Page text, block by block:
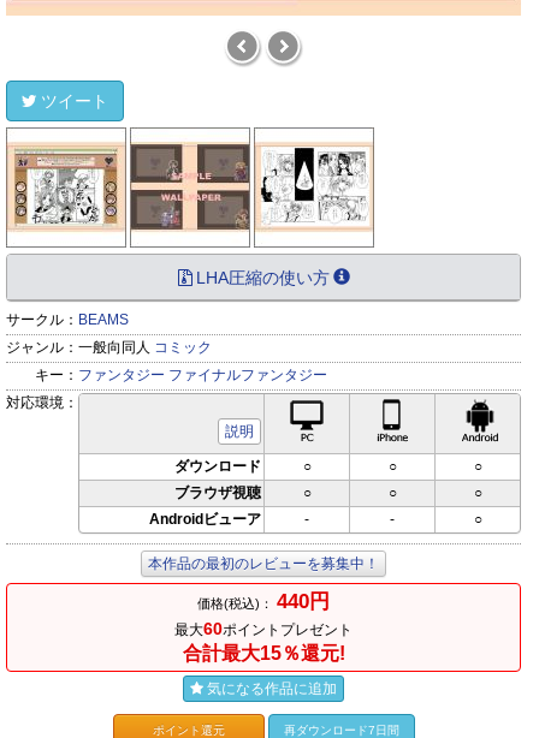
ツイート
LHA圧縮の使い方
サークル： BEAMS
ジャンル： 一般向同人 コミック
キー： ファンタジー ファイナルファンタジー
対応環境：
説明
iPhone対応
ダウンロード ○ ○
○
ブラウザ視聴
○ ○
○
Androidビューア
- - ○
本作品の最初のレビューを募集中！
価格(税込)： 440円
最大60ポイントプレゼント
合計最大15％還元!
気になる作品に追加
ポイント還元 再ダウンロード7日間